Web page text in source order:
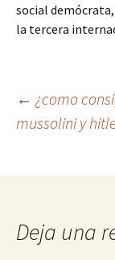
social demócrata,
la tercera
← ¿como
mussolini y
Deja una